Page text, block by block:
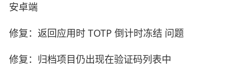
安卓端
修复：返回应用时 TOTP 倒计时冻结 问题
修复：归档项目仍出现在验证码列表中